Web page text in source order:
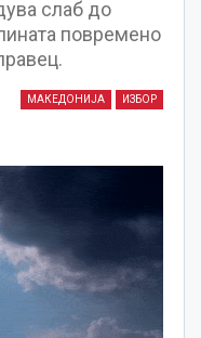
слаб до
повремено
МАКЕДОНИЈА ИЗБОР